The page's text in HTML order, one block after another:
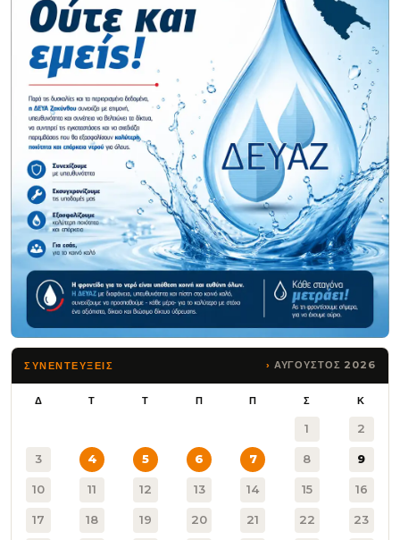
ΣΥΝΕΝΤΕΥΞΕΙΣ ΑΥΓΟΥΣΤΟΣ 2026
Δ Τ Τ Π Π Σ Κ
1 2
3 4 5 6 7 8 9
10 11 12 13 14 15 16
17 18 19 20 21 22 23